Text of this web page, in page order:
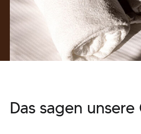
Das sagen unsere